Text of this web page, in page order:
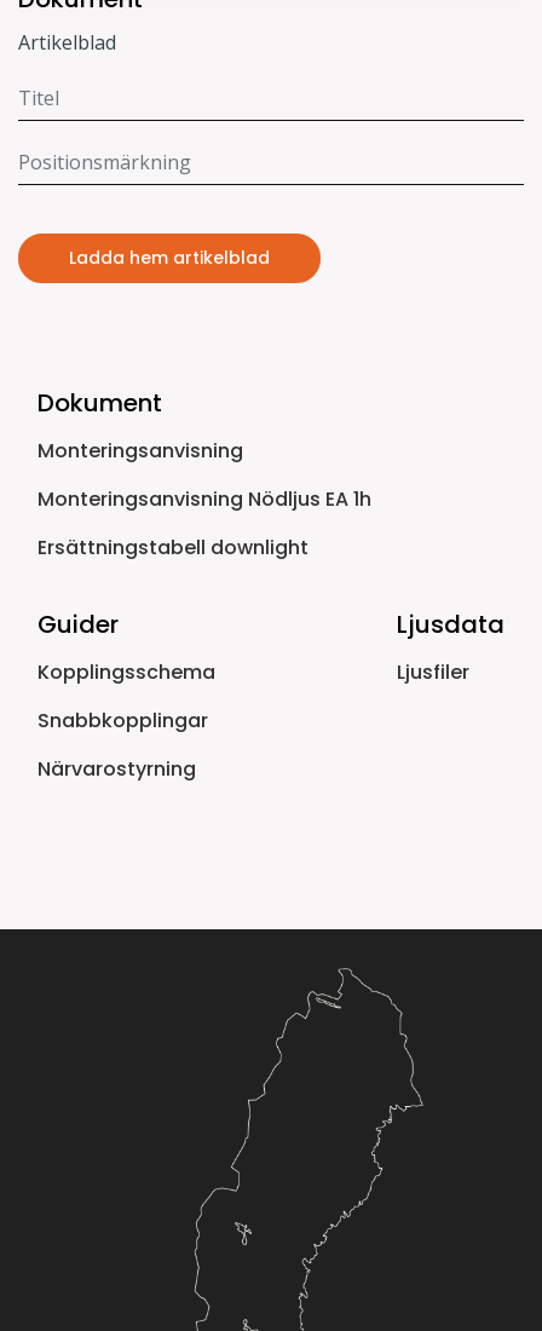
Artikelblad
Ladda hem artikelblad
Dokument
Monteringsanvisning
Monteringsanvisning Nödljus EA 1h
Ersättningstabell downlight
Guider
Kopplingsschema
Snabbkopplingar
Närvarostyrning
Ljusdata
Ljusfiler